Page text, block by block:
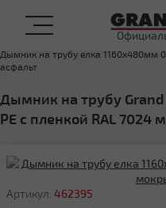
Дымник на трубу
Дымник на трубу елка 1160х480мм
асфальт
Дымник на трубу
PE с пленкой RAL 7024
Артикул: 462395